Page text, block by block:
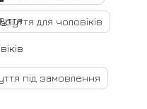
Взуття для чоловіків
під замовлення